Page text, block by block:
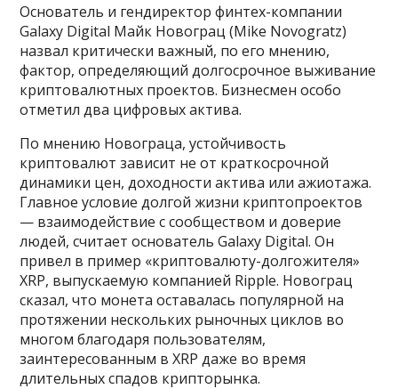
Основатель и гендиректор финтех-компании
Galaxy Digital Майк Новограц (Mike Novogratz)
назвал критически важный, по его мнению,
фактор, определяющий долгосрочное выживание
криптовалютных проектов. Бизнесмен особо
отметил два цифровых актива.
По мнению Новограца, устойчивость
криптовалют зависит не от краткосрочной
динамики цен, доходности актива или ажиотажа.
Главное условие долгой жизни криптопроектов
— взаимодействие с сообществом и доверие
людей, считает основатель Galaxy Digital. Он
привел в пример «криптовалюту-долгожителя»
XRP, выпускаемую компанией Ripple. Новограц
сказал, что монета оставалась популярной на
протяжении нескольких рыночных циклов во
многом благодаря пользователям,
заинтересованным в XRP даже во время
длительных спадов крипторынка.